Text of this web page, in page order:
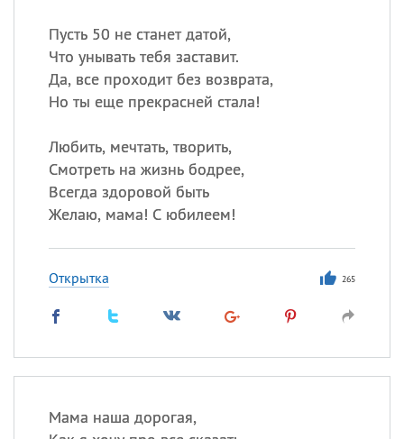
Пусть 50 не станет датой,
Что унывать тебя заставит.
Да, все проходит без возврата,
Но ты еще прекрасней стала!
Любить, мечтать, творить,
Смотреть на жизнь бодрее,
Всегда здоровой быть
Желаю, мама! С юбилеем!
Открытка 265
Мама наша дорогая,